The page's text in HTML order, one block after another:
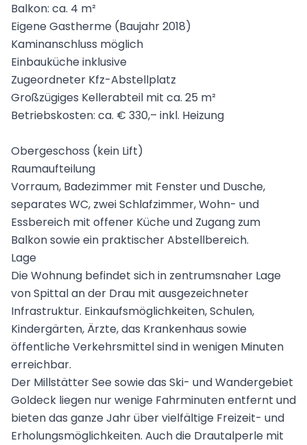
Balkon: ca. 4 m²
Eigene Gastherme (Baujahr 2018)
Kaminanschluss möglich
Einbauküche inklusive
Zugeordneter Kfz-Abstellplatz
Großzügiges Kellerabteil mit ca. 25 m²
Betriebskosten: ca. € 330,– inkl. Heizung
Obergeschoss (kein Lift)
Raumaufteilung
Vorraum, Badezimmer mit Fenster und Dusche,
separates WC, zwei Schlafzimmer, Wohn- und
Essbereich mit offener Küche und Zugang zum
Balkon sowie ein praktischer Abstellbereich.
Lage
Die Wohnung befindet sich in zentrumsnaher Lage
von Spittal an der Drau mit ausgezeichneter
Infrastruktur. Einkaufsmöglichkeiten, Schulen,
Kindergärten, Ärzte, das Krankenhaus sowie
öffentliche Verkehrsmittel sind in wenigen Minuten
erreichbar.
Der Millstätter See sowie das Ski- und Wandergebiet
Goldeck liegen nur wenige Fahrminuten entfernt und
bieten das ganze Jahr über vielfältige Freizeit- und
Erholungsmöglichkeiten. Auch die Drautalperle mit